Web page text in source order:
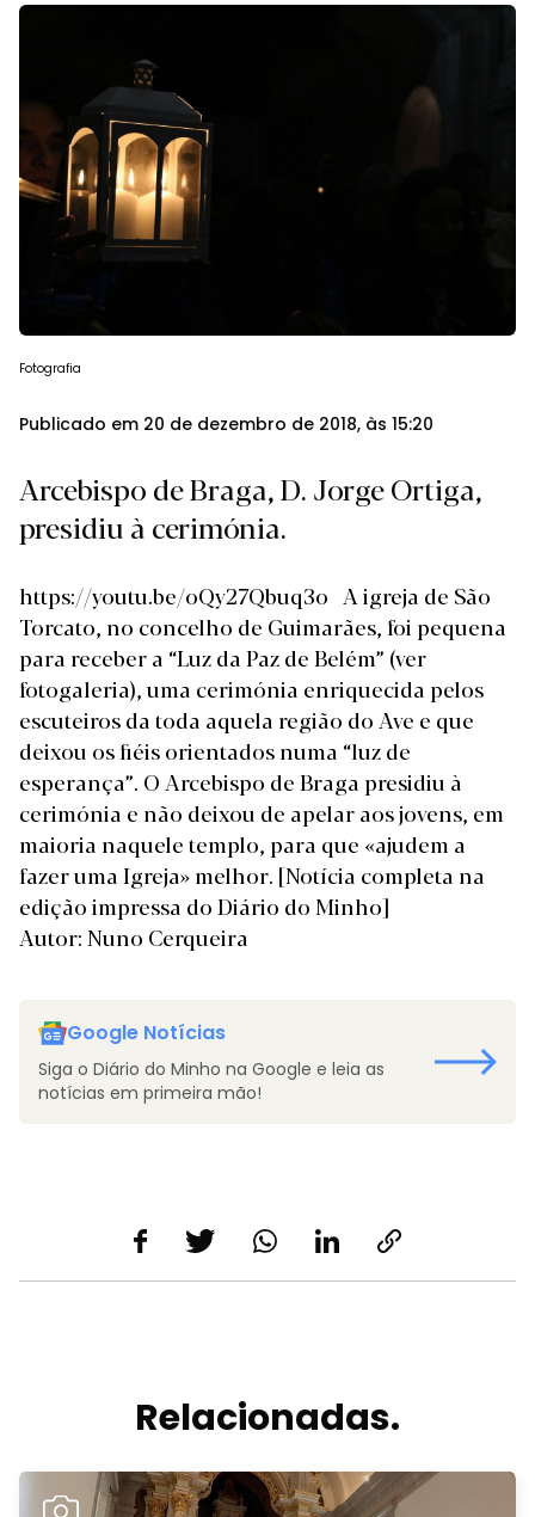
Fotografia
Publicado em 20 de dezembro de 2018, às 15:20
Arcebispo de Braga, D. Jorge Ortiga,
presidiu à cerimónia.
https://youtu.be/oQy27Qbuq3o A igreja de São
Torcato, no concelho de Guimarães, foi pequena
para receber a “Luz da Paz de Belém” (ver
fotogaleria), uma cerimónia enriquecida pelos
escuteiros da toda aquela região do Ave e que
deixou os fiéis orientados numa “luz de
esperança”. O Arcebispo de Braga presidiu à
cerimónia e não deixou de apelar aos jovens, em
maioria naquele templo, para que «ajudem a
fazer uma Igreja» melhor. [Notícia completa na
edição impressa do Diário do Minho]
Autor: Nuno Cerqueira
Google Notícias
Siga o Diário do Minho na Google e leia as
notícias em primeira mão!
Relacionadas.